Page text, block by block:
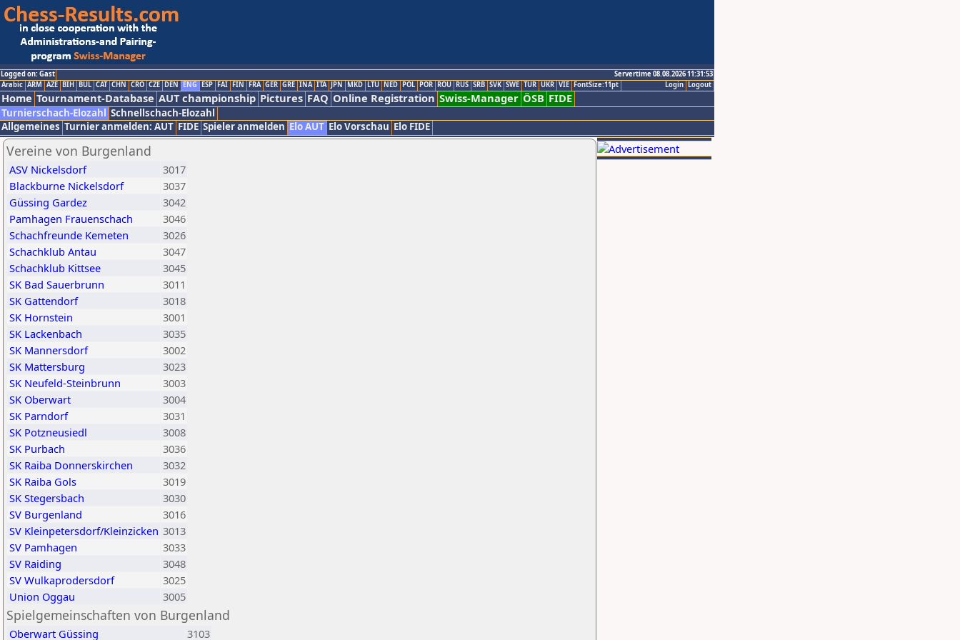
Logged on: Gast
Servertime 08.08.2026 11:31:53
Logout
Login
Arabic ARM AZE BIH BUL CAT CHN CRO CZE DEN ENG ESP FAI FIN FRA GER GRE INA ITA JPN MKD LTU NED POL POR ROU RUS SRB SVK SWE TUR UKR VIE FontSize:11pt
Home Tournament-Database AUT championship Pictures FAQ Online Registration Swiss-Manager ÖSB FIDE
Turnierschach-Elozahl Schnellschach-Elozahl
Allgemeines Turnier anmelden: AUT FIDE Spieler anmelden Elo AUT Elo Vorschau Elo FIDE
Vereine von Burgenland
ASV Nickelsdorf
3017
Blackburne Nickelsdorf
3037
Güssing Gardez
3042
Pamhagen Frauenschach
3046
Schachfreunde Kemeten
3026
Schachklub Antau
3047
Schachklub Kittsee
3045
SK Bad Sauerbrunn
3011
SK Gattendorf
3018
SK Hornstein
3001
SK Lackenbach
3035
SK Mannersdorf
3002
SK Mattersburg
3023
SK Neufeld-Steinbrunn
3003
SK Oberwart
3004
SK Parndorf
3031
SK Potzneusiedl
3008
SK Purbach
3036
SK Raiba Donnerskirchen
3032
SK Raiba Gols
3019
SK Stegersbach
3030
SV Burgenland
3016
SV Kleinpetersdorf/Kleinzicken 3013
SV Pamhagen
3033
SV Raiding
3048
SV Wulkaprodersdorf
3025
Union Oggau
3005
Spielgemeinschaften von Burgenland
Oberwart Güssing 3103